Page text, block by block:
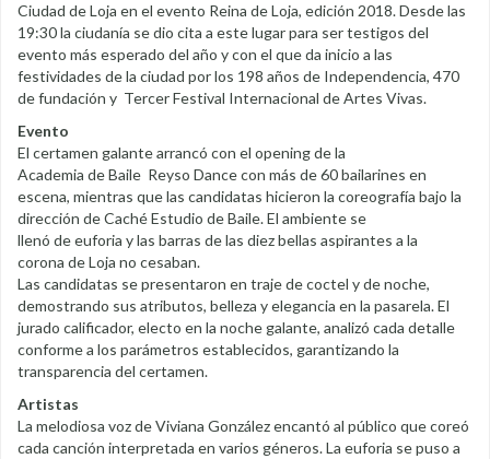
Ciudad de Loja en el evento Reina de Loja, edición 2018. Desde las
19:30 la ciudanía se dio cita a este lugar para ser testigos del
evento más esperado del año y con el que da inicio a las
festividades de la ciudad por los 198 años de Independencia, 470
de fundación y Tercer Festival Internacional de Artes Vivas.
Evento
El certamen galante arrancó con el opening de la
Academia de Baile Reyso Dance con más de 60 bailarines en
escena, mientras que las candidatas hicieron la coreografía bajo la
dirección de Caché Estudio de Baile. El ambiente se
llenó de euforia y las barras de las diez bellas aspirantes a la
corona de Loja no cesaban.
Las candidatas se presentaron en traje de coctel y de noche,
demostrando sus atributos, belleza y elegancia en la pasarela. El
jurado calificador, electo en la noche galante, analizó cada detalle
conforme a los parámetros establecidos, garantizando la
transparencia del certamen.
Artistas
La melodiosa voz de Viviana González encantó al público que coreó
cada canción interpretada en varios géneros. La euforia se puso a